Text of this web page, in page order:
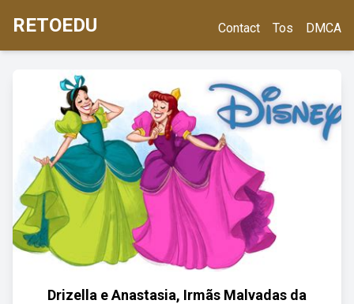
RETOEDU Contact Tos DMCA
Drizella e Anastasia, Irmãs Malvadas da